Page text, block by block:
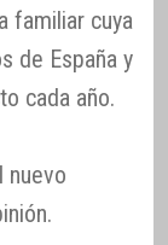
familiar cuya
de España y
cada año.
nuevo